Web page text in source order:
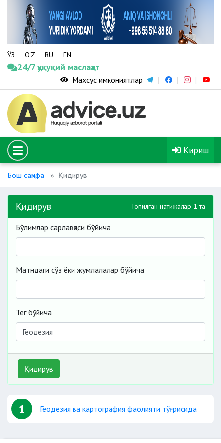
ЎЗ O‘Z RU EN
24/7 ҳуқуқий маслаҳат
Махсус имкониятлар
Кириш
Бош саҳифа Қидирув
Қидирув Топилган натижалар 1 та
Бўлимлар сарлавҳаси бўйича
Матндаги сўз ёки жумлалалар бўйича
Тег бўйича
Қидирув
1 Геодезия ва картография фаолияти тўғрисида